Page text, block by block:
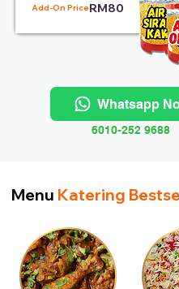
Add-On Price:RM80
Whatsapp
6010-252 9688
Menu Katering